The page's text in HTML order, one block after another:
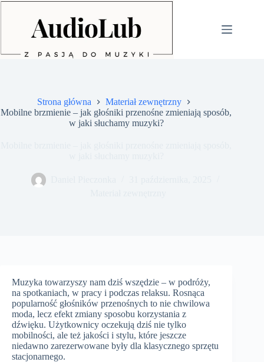
Przejdź
Strona główna
Materiał zewnętrzny
Mobilne brzmienie – jak głośniki przenośne zmieniają sposób,
w jaki słuchamy muzyki?
Muzyka towarzyszy nam dziś wszędzie – w podróży,
na spotkaniach, w pracy i podczas relaksu. Rosnąca
popularność głośników przenośnych to nie chwilowa
moda, lecz efekt zmiany sposobu korzystania z
dźwięku. Użytkownicy oczekują dziś nie tylko
mobilności, ale też jakości i stylu, które jeszcze
niedawno zarezerwowane były dla klasycznego sprzętu
stacjonarnego.